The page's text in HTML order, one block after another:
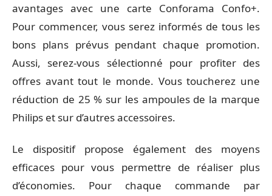
avantages avec une carte Conforama Confo+.
Pour commencer, vous serez informés de tous les
bons plans prévus pendant chaque promotion.
Aussi, serez-vous sélectionné pour profiter des
offres avant tout le monde. Vous toucherez une
réduction de 25 % sur les ampoules de la marque
Philips et sur d’autres accessoires.
Le dispositif propose également des moyens
efficaces pour vous permettre de réaliser plus
d’économies. Pour chaque commande par